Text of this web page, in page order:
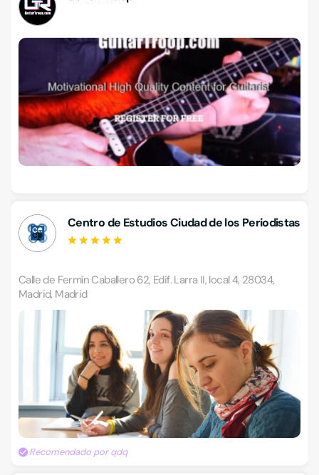
Centro de Estudios Ciudad de los Periodistas
Calle de Fermín Caballero 62, Edif. Larra II, local 4, 28034,
Madrid, Madrid
Recomendado por qdq